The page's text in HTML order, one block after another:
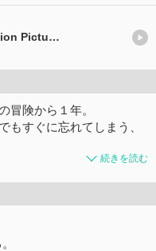
Finding Dory (Original Motion Picture Soundtrack/Japan Release Version)
冒険から１年。
もすぐに忘れてしまう、
続きを読む